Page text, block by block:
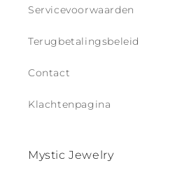
Servicevoorwaarden
Terugbetalingsbeleid
Contact
Klachtenpagina
Mystic Jewelry